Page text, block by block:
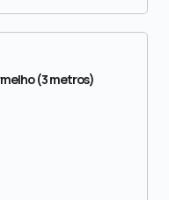
(3 metros)